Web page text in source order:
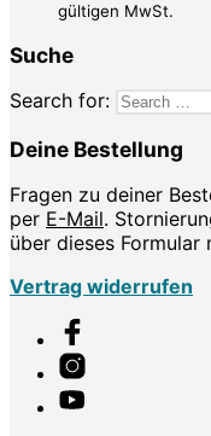
gültigen MwSt.
Suche
Search for:
Deine Bestellung
Fragen zu deiner
per E-Mail.
über dieses Formular
Vertrag widerrufen